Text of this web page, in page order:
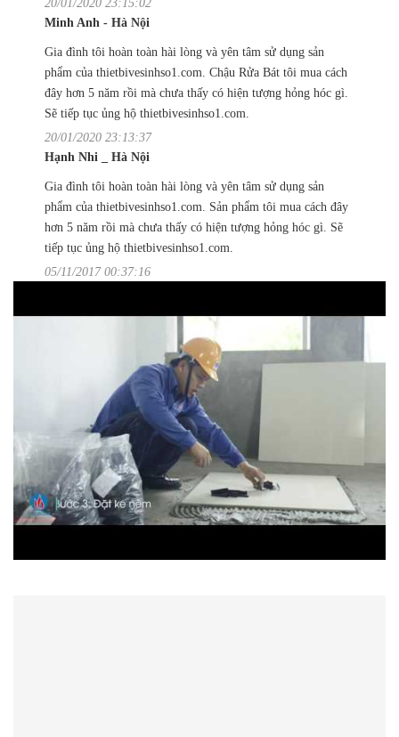
20/01/2020 23:15:02
Minh Anh - Hà Nội
Gia đình tôi hoàn toàn hài lòng và yên tâm sử dụng sản
phẩm của thietbivesinhso1.com. Chậu Rửa Bát tôi mua cách
đây hơn 5 năm rồi mà chưa thấy có hiện tượng hỏng hóc gì.
Sẽ tiếp tục ủng hộ thietbivesinhso1.com.
20/01/2020 23:13:37
Hạnh Nhi _ Hà Nội
Gia đình tôi hoàn toàn hài lòng và yên tâm sử dụng sản
phẩm của thietbivesinhso1.com. Sản phẩm tôi mua cách đây
hơn 5 năm rồi mà chưa thấy có hiện tượng hỏng hóc gì. Sẽ
tiếp tục ủng hộ thietbivesinhso1.com.
05/11/2017 00:37:16